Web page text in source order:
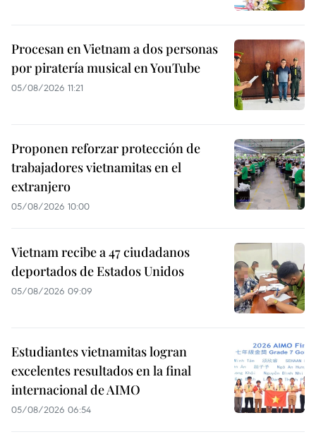
Procesan en Vietnam a dos personas
por piratería musical en YouTube
05/08/2026 11:21
Proponen reforzar protección de
trabajadores vietnamitas en el
extranjero
05/08/2026 10:00
Vietnam recibe a 47 ciudadanos
deportados de Estados Unidos
05/08/2026 09:09
Estudiantes vietnamitas logran
excelentes resultados en la final
internacional de AIMO
05/08/2026 06:54